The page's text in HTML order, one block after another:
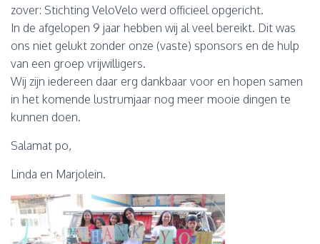
zover: Stichting VeloVelo werd officieel opgericht.
In de afgelopen 9 jaar hebben wij al veel bereikt. Dit was
ons niet gelukt zonder onze (vaste) sponsors en de hulp
van een groep vrijwilligers.
Wij zijn iedereen daar erg dankbaar voor en hopen samen
in het komende lustrumjaar nog meer mooie dingen te
kunnen doen.
Salamat po,
Linda en Marjolein.